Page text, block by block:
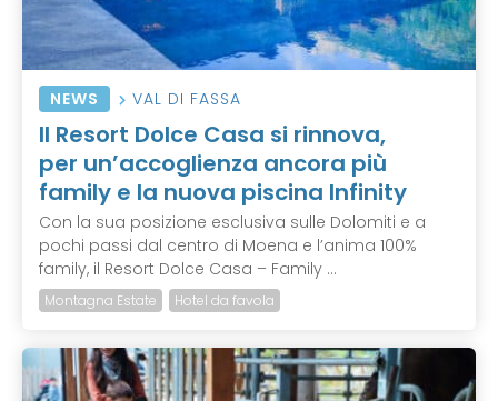
NEWS VAL DI FASSA
Il Resort Dolce Casa si rinnova,
per un’accoglienza ancora più
family e la nuova piscina Infinity
Con la sua posizione esclusiva sulle Dolomiti e a
pochi passi dal centro di Moena e l’anima 100%
family, il Resort Dolce Casa – Family ...
Montagna Estate Hotel da favola